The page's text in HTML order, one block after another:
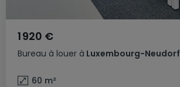
Bureau à louer à Luxembourg-Neudorf
1 920 €
60 m²